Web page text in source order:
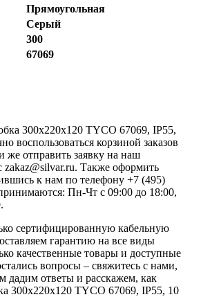
Прямоугольная
Серый
300
67069
300х220х120 TYCO 67069, IP55,
воспользоваться корзиной заказов
же отправить заявку на наш
zakaz@silvar.ru. Также оформить
к нам по телефону +7 (495)
Пн-Чт с 09:00 до 18:00,
сертифицированную кабельную
гарантию на все виды
качественные товары и доступные
вопросы – свяжитесь с нами,
дадим ответы и расскажем, как
300х220х120 TYCO 67069, IP55, 10